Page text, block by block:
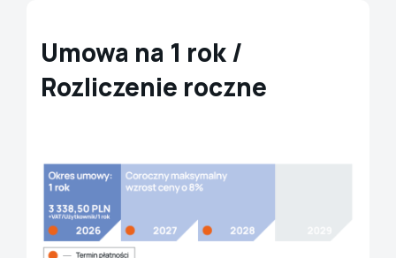
Umowa na 1 rok /
Rozliczenie roczne